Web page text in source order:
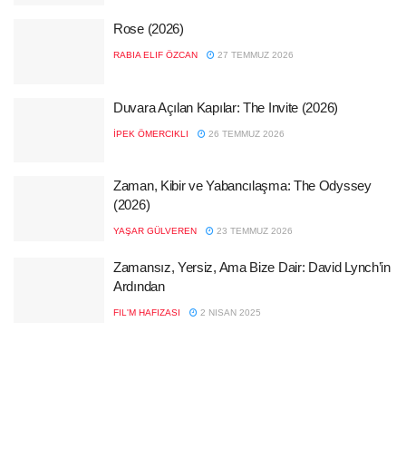
Rose (2026)
RABIA ELIF ÖZCAN 27 TEMMUZ 2026
Duvara Açılan Kapılar: The Invite (2026)
İPEK ÖMERCIKLI 26 TEMMUZ 2026
Zaman, Kibir ve Yabancılaşma: The Odyssey
(2026)
YAŞAR GÜLVEREN 23 TEMMUZ 2026
Zamansız, Yersiz, Ama Bize Dair: David Lynch’in
Ardından
FIL'M HAFIZASI 2 NISAN 2025